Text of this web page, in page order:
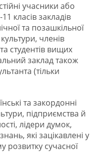
учасники або
класів закладів
та позашкільної
членів
студентів вищих
заклад також
(тільки
та закордонні
підприємства й
лідери думок,
які зацікавлені у
розвитку сучасної